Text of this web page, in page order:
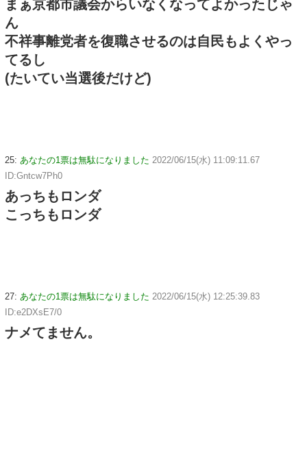
まぁ京都市議会からいなくなってよかったじゃ
ん
不祥事離党者を復職させるのは自民もよくやっ
てるし
(たいてい当選後だけど)
25: あなたの1票は無駄になりました 2022/06/15(水) 11:09:11.67
ID:Gntcw7Ph0
あっちもロンダ
こっちもロンダ
27: あなたの1票は無駄になりました 2022/06/15(水) 12:25:39.83
ID:e2DXsE7/0
ナメてません。